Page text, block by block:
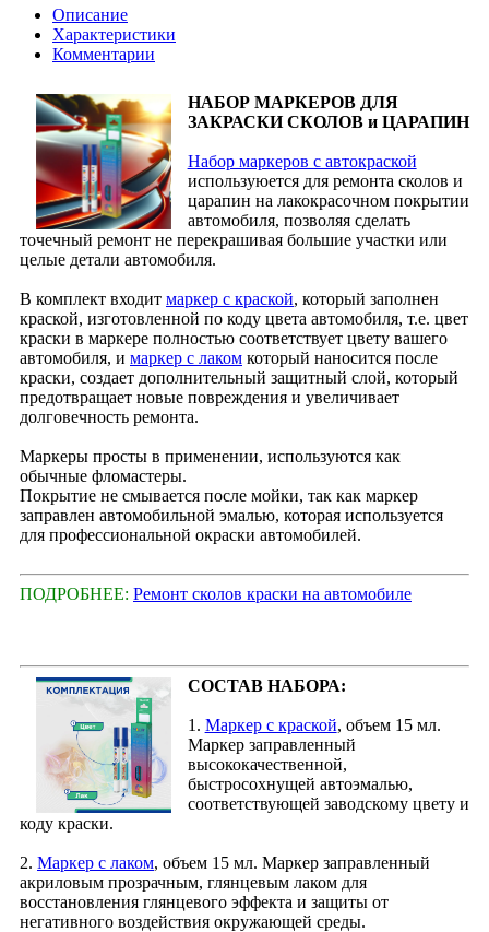
Описание
Характеристики
Комментарии
НАБОР МАРКЕРОВ ДЛЯ
ЗАКРАСКИ СКОЛОВ и ЦАРАПИН
Набор маркеров с автокраской
используюется для ремонта сколов и
царапин на лакокрасочном покрытии
автомобиля, позволяя сделать
точечный ремонт не перекрашивая большие участки или
целые детали автомобиля.
В комплект входит маркер с краской, который заполнен
краской, изготовленной по коду цвета автомобиля, т.е. цвет
краски в маркере полностью соответствует цвету вашего
автомобиля, и маркер с лаком который наносится после
краски, создает дополнительный защитный слой, который
предотвращает новые повреждения и увеличивает
долговечность ремонта.
Маркеры просты в применении, используются как
обычные фломастеры.
Покрытие не смывается после мойки, так как маркер
заправлен автомобильной эмалью, которая используется
для профессиональной окраски автомобилей.
ПОДРОБНЕЕ: Ремонт сколов краски на автомобиле
СОСТАВ НАБОРА:
1. Маркер с краской, объем 15 мл.
Маркер заправленный
высококачественной,
быстросохнущей автоэмалью,
соответствующей заводскому цвету и
коду краски.
2. Маркер с лаком, объем 15 мл. Маркер заправленный
акриловым прозрачным, глянцевым лаком для
восстановления глянцевого эффекта и защиты от
негативного воздействия окружающей среды.